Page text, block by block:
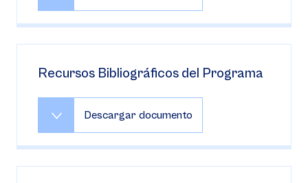
Recursos Bibliográficos del Programa
Descargar documento